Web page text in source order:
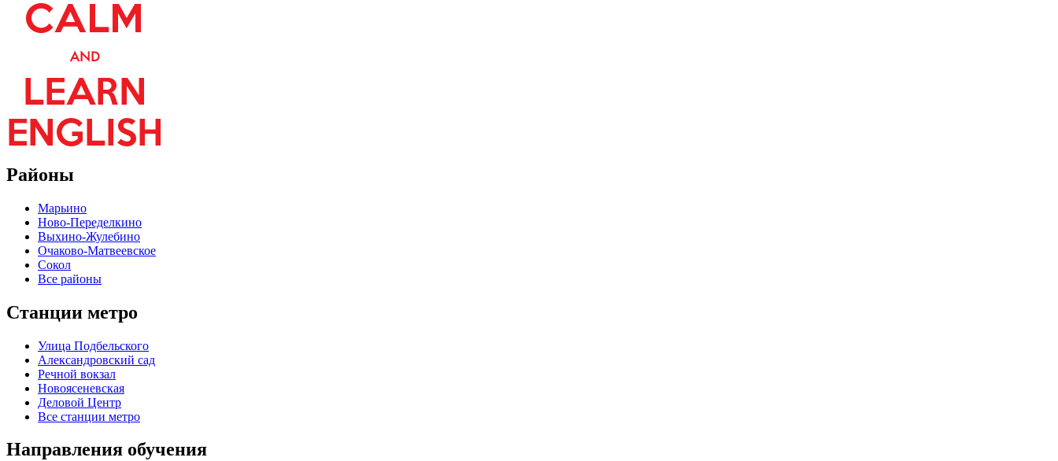
Районы
Марьино
Ново-Переделкино
Выхино-Жулебино
Очаково-Матвеевское
Сокол
Все районы
Станции метро
Улица Подбельского
Александровский сад
Речной вокзал
Новоясеневская
Деловой Центр
Все станции метро
Направления обучения